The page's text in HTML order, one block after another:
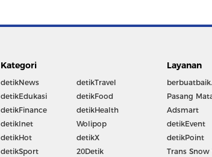
Kategori
detikNews
detikEdukasi
detikFinance
detikInet
detikHot
detikSport
detikTravel
detikFood
detikHealth
Wolipop
detikX
20Detik
Layanan
Pasang
Adsmart
detikEvent
detikPoint
Trans Snow